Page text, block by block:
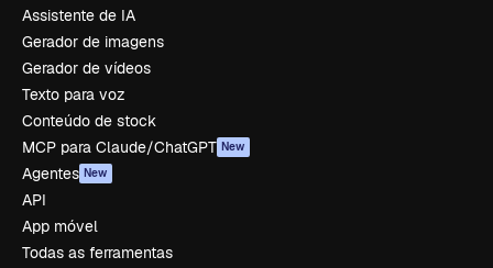
Assistente de IA
Gerador de imagens
Gerador de vídeos
Texto para voz
Conteúdo de stock
MCP para Claude/ChatGPT New
Agentes New
API
App móvel
Todas as ferramentas